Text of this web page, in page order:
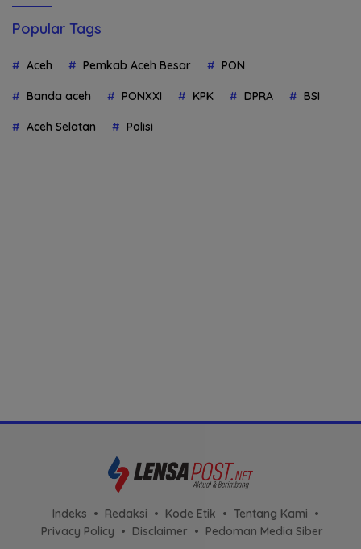
Popular Tags
Aceh Pemkab Aceh Besar PON
Banda aceh PONXXI KPK DPRA BSI
Aceh Selatan Polisi
Indeks Redaksi Kode Etik
Tentang Kami
Privacy Policy
Disclaimer Pedoman Media Siber